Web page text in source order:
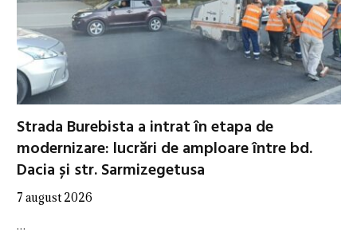
Strada Burebista a intrat în etapa de
modernizare: lucrări de amploare între bd.
Dacia și str. Sarmizegetusa
7 august 2026
…